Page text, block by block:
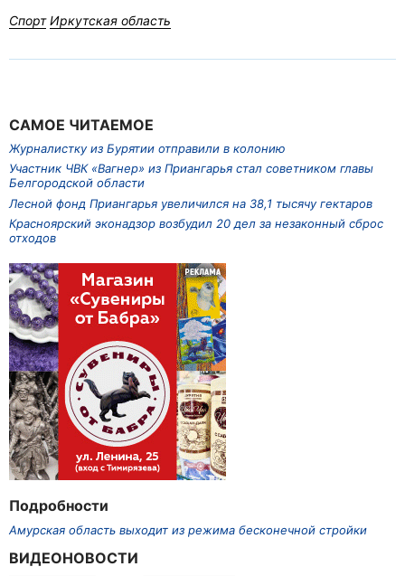
Спорт Иркутская область
САМОЕ ЧИТАЕМОЕ
Журналистку из Бурятии отправили в колонию
Участник ЧВК «Вагнер» из Приангарья стал советником главы
Белгородской области
Лесной фонд Приангарья увеличился на 38,1 тысячу гектаров
Красноярский эконадзор возбудил 20 дел за незаконный сброс
отходов
Подробности
Амурская область выходит из режима бесконечной стройки
ВИДЕОНОВОСТИ